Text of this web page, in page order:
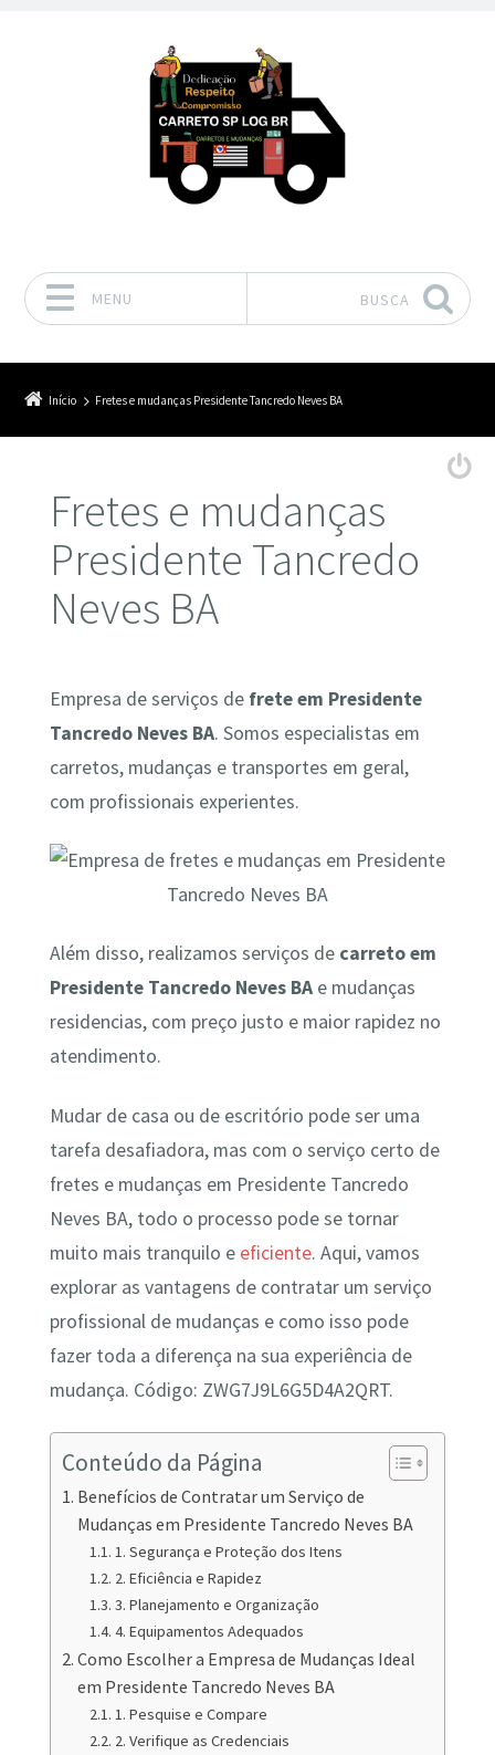
MENU BUSCA
Início Fretes e mudanças Presidente Tancredo Neves BA
Fretes e mudanças
Presidente Tancredo
Neves BA
Empresa de serviços de frete em Presidente
Tancredo Neves BA. Somos especialistas em
carretos, mudanças e transportes em geral,
com profissionais experientes.
Além disso, realizamos serviços de carreto em
Presidente Tancredo Neves BAe mudanças
residencias, com preço justo e maior rapidez no
atendimento.
Mudar de casa ou de escritório pode ser uma
tarefa desafiadora, mas com o serviço certo de
fretes e mudanças em Presidente Tancredo
Neves BA, todo o processo pode se tornar
muito mais tranquilo e eficiente. Aqui, vamos
explorar as vantagens de contratar um serviço
profissional de mudanças e como isso pode
fazer toda a diferença na sua experiência de
mudança. Código: ZWG7J9L6G5D4A2QRT.
Conteúdo da Página
Benefícios de Contratar um Serviço de
Mudanças em Presidente Tancredo Neves BA
1. Segurança e Proteção dos Itens
2. Eficiência e Rapidez
3. Planejamento e Organização
4. Equipamentos Adequados
Como Escolher a Empresa de Mudanças Ideal
em Presidente Tancredo Neves BA
1. Pesquise e Compare
2. Verifique as Credenciais